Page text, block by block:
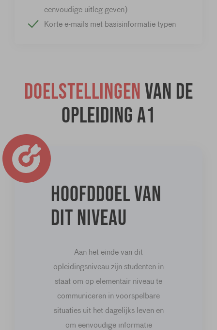
eenvoudige uitleg geven)
Korte e-mails met basisinformatie typen
Doelstellingenvan de
opleiding A1
Hoofddoel van
dit niveau
Aan het einde van dit
opleidingsniveau zijn studenten in
staat om op elementair niveau te
communiceren in voorspelbare
situaties uit het dagelijks leven en
om eenvoudige informatie